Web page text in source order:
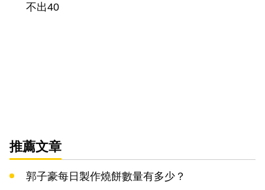
不出40
推薦文章
郭子豪每日製作燒餅數量有多少？